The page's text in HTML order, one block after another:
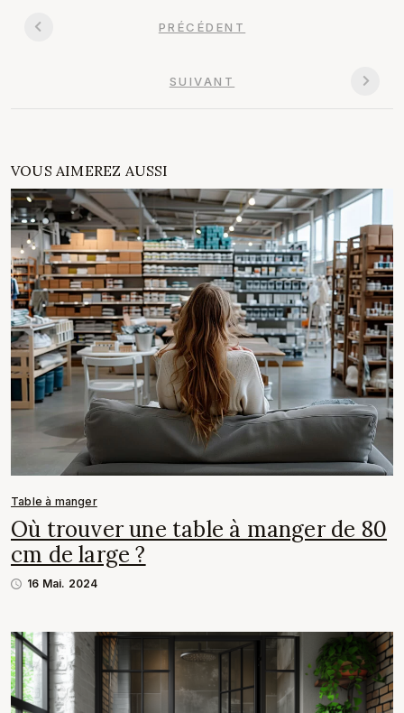
PRÉCÉDENT
SUIVANT
VOUS AIMEREZ AUSSI
Table à manger
Où trouver une table à manger de 80
cm de large ?
16 Mai. 2024